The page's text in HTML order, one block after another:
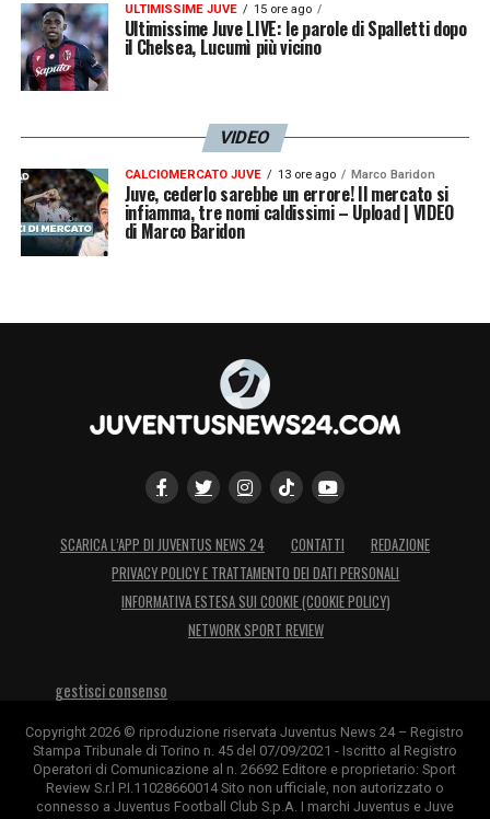
ULTIMISSIME JUVE 15 ore ago
Ultimissime Juve LIVE: le parole di Spalletti dopo
il Chelsea, Lucumì più vicino
VIDEO
CALCIOMERCATO JUVE 13 ore ago Marco Baridon
Juve, cederlo sarebbe un errore! Il mercato si
infiamma, tre nomi caldissimi – Upload | VIDEO
di Marco Baridon
SCARICA L’APP DI JUVENTUS NEWS 24 CONTATTI
REDAZIONE
PRIVACY POLICY E TRATTAMENTO DEI DATI PERSONALI
INFORMATIVA ESTESA SUI COOKIE (COOKIE POLICY)
NETWORK SPORT REVIEW
gestisci consenso
Copyright 2026 © riproduzione riservata Juventus News 24 – Registro
Stampa Tribunale di Torino n. 45 del 07/09/2021 - Iscritto al Registro
Operatori di Comunicazione al n. 26692 Editore e proprietario: Sport
Review S.r.l P.I.11028660014 Sito non ufficiale, non autorizzato o
connesso a Juventus Football Club S.p.A. I marchi Juventus e Juve